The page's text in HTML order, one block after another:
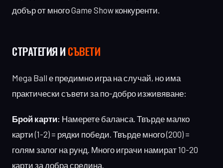
добър от много Game Show конкуренти.
СТРАТЕГИЯ ИСЪВЕТИ
Mega Ball е предимно игра на случай, но има
практически съвети за по-добро изживяване:
Брой карти: Намерете баланса. Твърде малко
карти (1-2) = рядки победи. Твърде много (200) =
голям залог на рунд. Много играчи намират 10-20
карти за добра средина.